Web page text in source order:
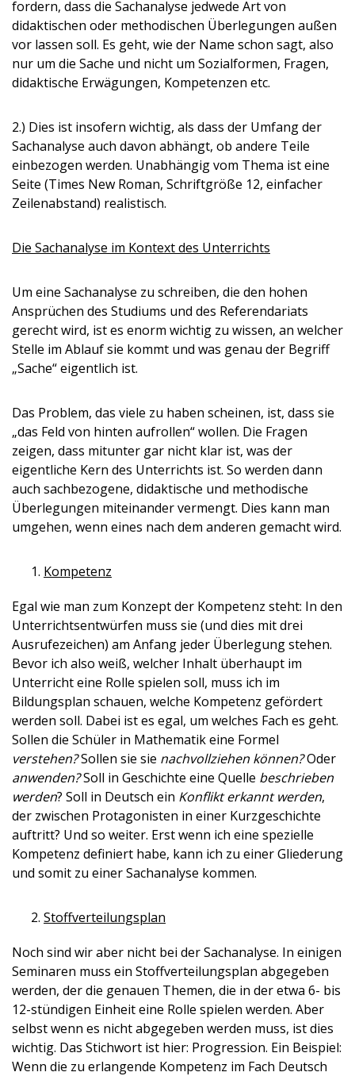
fordern, dass die Sachanalyse jedwede Art von
didaktischen oder methodischen Überlegungen außen
vor lassen soll. Es geht, wie der Name schon sagt, also
nur um die Sache und nicht um Sozialformen, Fragen,
didaktische Erwägungen, Kompetenzen etc.
2.) Dies ist insofern wichtig, als dass der Umfang der
Sachanalyse auch davon abhängt, ob andere Teile
einbezogen werden. Unabhängig vom Thema ist eine
Seite (Times New Roman, Schriftgröße 12, einfacher
Zeilenabstand) realistisch.
Die Sachanalyse im Kontext des Unterrichts
Um eine Sachanalyse zu schreiben, die den hohen
Ansprüchen des Studiums und des Referendariats
gerecht wird, ist es enorm wichtig zu wissen, an welcher
Stelle im Ablauf sie kommt und was genau der Begriff
„Sache“ eigentlich ist.
Das Problem, das viele zu haben scheinen, ist, dass sie
„das Feld von hinten aufrollen“ wollen. Die Fragen
zeigen, dass mitunter gar nicht klar ist, was der
eigentliche Kern des Unterrichts ist. So werden dann
auch sachbezogene, didaktische und methodische
Überlegungen miteinander vermengt. Dies kann man
umgehen, wenn eines nach dem anderen gemacht wird.
Kompetenz
Egal wie man zum Konzept der Kompetenz steht: In den
Unterrichtsentwürfen muss sie (und dies mit drei
Ausrufezeichen) am Anfang jeder Überlegung stehen.
Bevor ich also weiß, welcher Inhalt überhaupt im
Unterricht eine Rolle spielen soll, muss ich im
Bildungsplan schauen, welche Kompetenz gefördert
werden soll. Dabei ist es egal, um welches Fach es geht.
Sollen die Schüler in Mathematik eine Formel
verstehen?Sollen sie sie nachvollziehen können?Oder
anwenden?Soll in Geschichte eine Quelle beschrieben
werden? Soll in Deutsch ein Konflikt erkannt werden,
der zwischen Protagonisten in einer Kurzgeschichte
auftritt? Und so weiter. Erst wenn ich eine spezielle
Kompetenz definiert habe, kann ich zu einer Gliederung
und somit zu einer Sachanalyse kommen.
Stoffverteilungsplan
Noch sind wir aber nicht bei der Sachanalyse. In einigen
Seminaren muss ein Stoffverteilungsplan abgegeben
werden, der die genauen Themen, die in der etwa 6- bis
12-stündigen Einheit eine Rolle spielen werden. Aber
selbst wenn es nicht abgegeben werden muss, ist dies
wichtig. Das Stichwort ist hier: Progression. Ein Beispiel:
Wenn die zu erlangende Kompetenz im Fach Deutsch